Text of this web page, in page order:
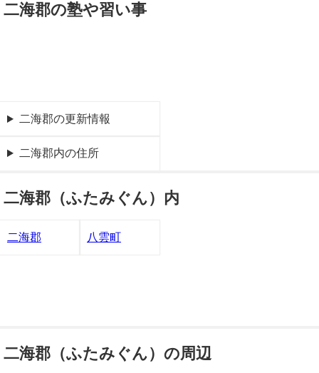
二海郡の塾や習い事
二海郡の更新情報
二海郡内の住所
二海郡（ふたみぐん）内
二海郡 八雲町
二海郡（ふたみぐん）の周辺